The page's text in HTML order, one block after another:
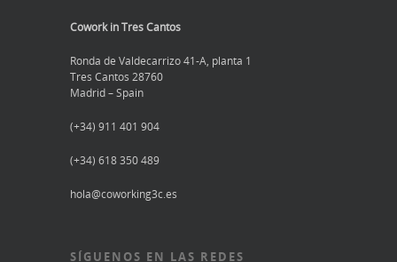
Cowork in Tres Cantos
Ronda de Valdecarrizo 41-A, planta 1
Tres Cantos 28760
Madrid – Spain
(+34) 911 401 904
(+34) 618 350 489
hola@coworking3c.es
SÍGUENOS EN LAS REDES